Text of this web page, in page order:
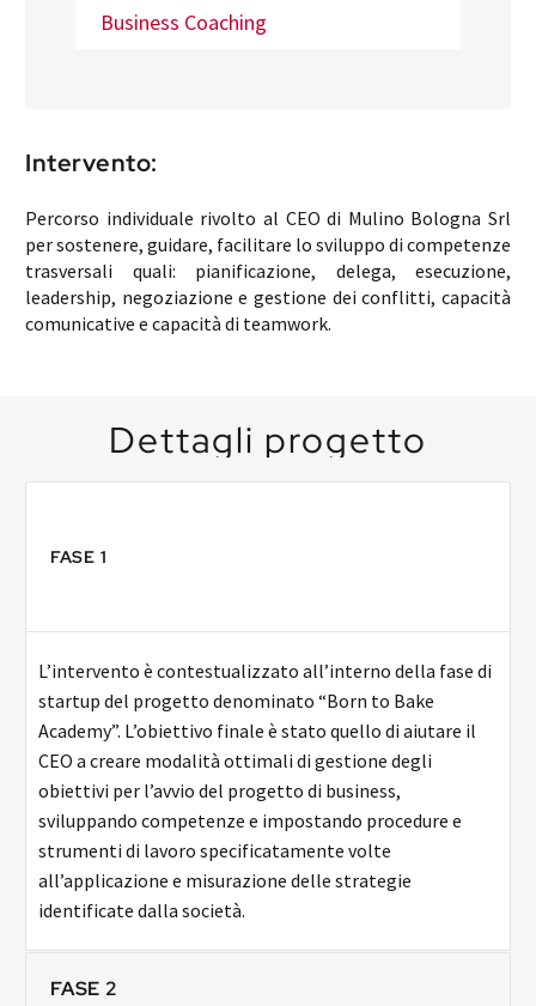
Business Coaching
Intervento:
Percorso individuale rivolto al CEO di Mulino Bologna Srl
per sostenere, guidare, facilitare lo sviluppo di competenze
trasversali quali: pianificazione, delega, esecuzione,
leadership, negoziazione e gestione dei conflitti, capacità
comunicative e capacità di teamwork.
Dettagli progetto
FASE 1
L’intervento è contestualizzato all’interno della fase di
startup del progetto denominato “Born to Bake
Academy”. L’obiettivo finale è stato quello di aiutare il
CEO a creare modalità ottimali di gestione degli
obiettivi per l’avvio del progetto di business,
sviluppando competenze e impostando procedure e
strumenti di lavoro specificatamente volte
all’applicazione e misurazione delle strategie
identificate dalla società.
FASE 2